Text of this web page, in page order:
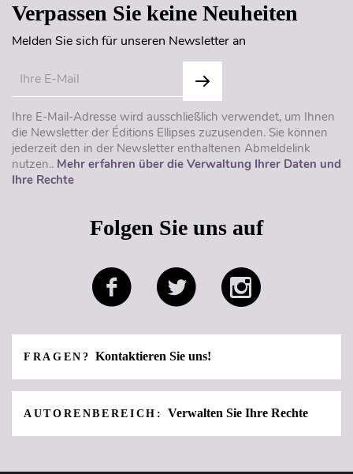
Verpassen Sie keine Neuheiten
Melden Sie sich für unseren Newsletter an
Ihre E-Mail-Adresse wird ausschließlich verwendet, um Ihnen
die Newsletter der Éditions Ellipses zuzusenden. Sie können
jederzeit den in der Newsletter enthaltenen Abmeldelink
nutzen.. Mehr erfahren über die Verwaltung Ihrer Daten und
Ihre Rechte
Folgen Sie uns auf
FRAGEN?Kontaktieren Sie uns!
AUTORENBEREICH: Verwalten Sie Ihre Rechte